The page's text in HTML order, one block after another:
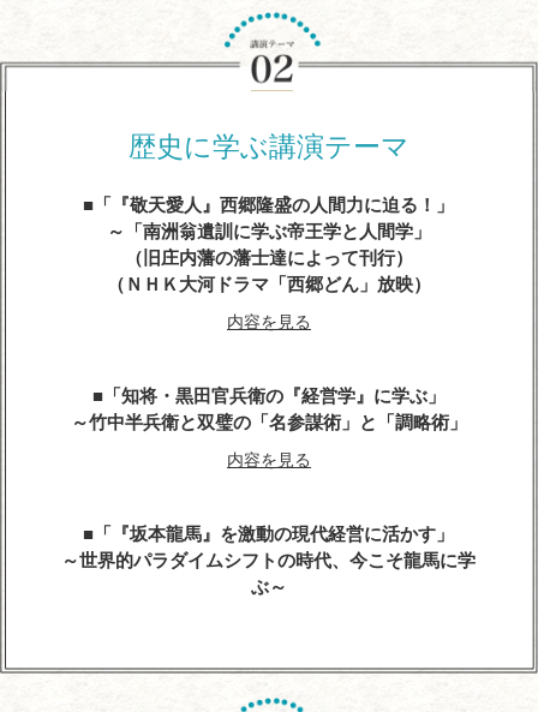
人生の達人に学ぶ
～心に残る先人たちの名言、遺訓、格言を経営に生
内容を見る
歴史に学ぶ講演テーマ
「『敬天愛人』西郷隆盛の人間力に迫る！」
～「南洲翁遺訓に学ぶ帝王学と人間学」
（旧庄内藩の藩士達によって刊行）
（ＮＨＫ大河ドラマ「西郷どん」放映）
内容を見る
「知将・黒田官兵衛の『経営学』に学ぶ」
～竹中半兵衛と双璧の「名参謀術」と「調略術」
内容を見る
「『坂本龍馬』を激動の現代経営に活かす」
～世界的パラダイムシフトの時代、今こそ龍馬に学
ぶ～
『平清盛』に学ぶ経営学